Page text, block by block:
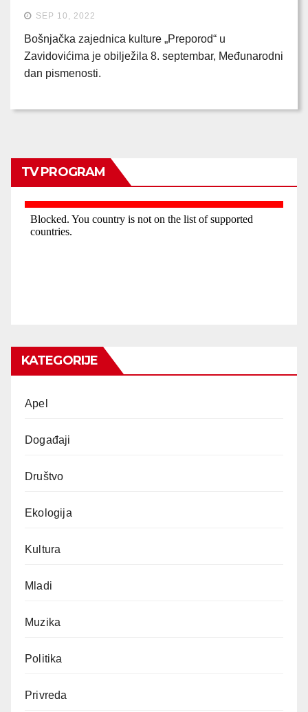
SEP 10, 2022
Bošnjačka zajednica kulture „Preporod“ u
Zavidovićima je obilježila 8. septembar, Međunarodni
dan pismenosti.
TV PROGRAM
KATEGORIJE
Apel
Događaji
Društvo
Ekologija
Kultura
Mladi
Muzika
Politika
Privreda